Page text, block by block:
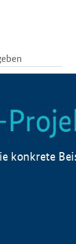
konkrete